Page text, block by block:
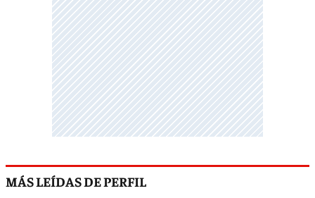
MÁS LEÍDAS DE PERFIL